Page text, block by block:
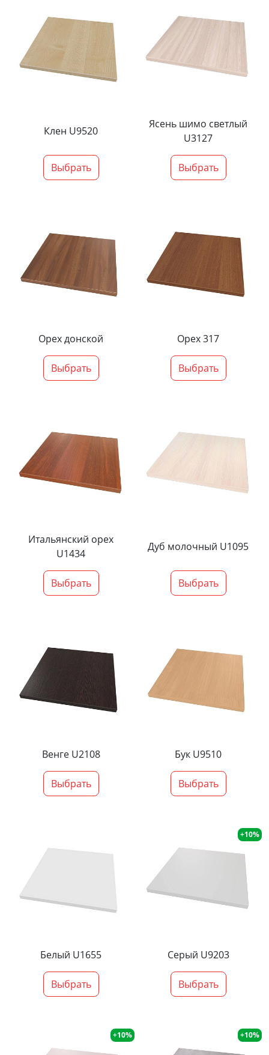
Клен U9520
Выбрать
Ясень шимо светлый
U3127
Выбрать
Орех донской
Выбрать
Орех 317
Выбрать
Итальянский орех
U1434
Выбрать
Дуб молочный U1095
Выбрать
Венге U2108
Выбрать
Бук U9510
Выбрать
Белый U1655
Выбрать
+10%
Серый U9203
Выбрать
+10% +10%